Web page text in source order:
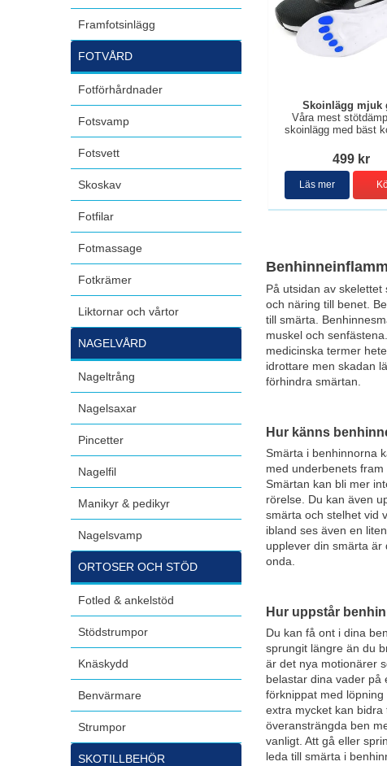
Framfotsinlägg
FOTVÅRD
Fotförhårdnader
Fotsvamp
Fotsvett
Skoskav
Fotfilar
Fotmassage
Fotkrämer
Liktornar och vårtor
NAGELVÅRD
Nageltrång
Nagelsaxar
Pincetter
Nagelfil
Manikyr & pedikyr
Nagelsvamp
ORTOSER OCH STÖD
Fotled & ankelstöd
Stödstrumpor
Knäskydd
Benvärmare
Strumpor
SKOTILLBEHÖR
Skoinlägg mjuk
Våra mest
skoinlägg med bäst
499 kr
Läs mer
På utsidan av
och näring till benet.
till smärta.
muskel och
medicinska termer
idrottare men skadan
förhindra smärtan.
Hur känns
Smärta i benhinnorna
med underbenets
Smärtan kan bli mer
rörelse. Du kan även
smärta och stelhet vid
ibland ses även en
upplever din smärta
onda.
Hur uppstår
Du kan få ont i dina
sprungit längre än du
är det nya motionärer
belastar dina vader på
förknippat med
extra mycket kan
överansträngda ben
vanligt. Att gå eller
leda till smärta i